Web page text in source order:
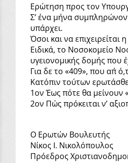
Ερώτηση προς τον
Σ’ ένα μήνα
υπάρχει.
Όσοι και να
Ειδικά, το Νοσοκομείο
υγειονομικής δομής που
Για δε το «409», που απ΄
Κατόπιν τούτων
1ον Έως πότε θα μείνουν
2ον Πώς πρόκειται ν’
Ο Ερωτών Βουλευτής
Νίκος Ι. Νικολόπουλος
Πρόεδρος